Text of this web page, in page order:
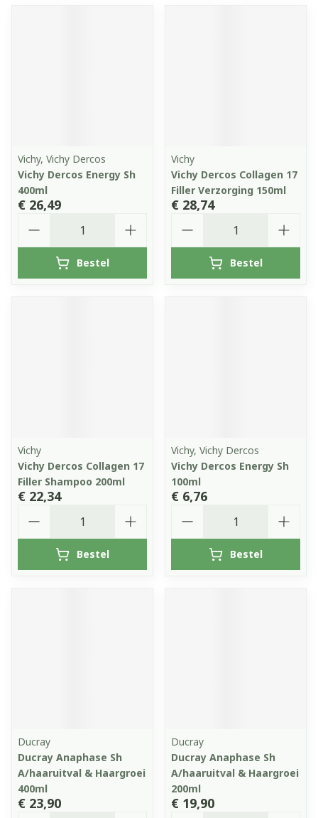
Vichy, Vichy Dercos
Vichy Dercos Energy Sh
400ml
€ 26,49
Bestel
Vichy
Vichy Dercos Collagen 17
Filler Verzorging 150ml
€ 28,74
Bestel
Vichy
Vichy Dercos Collagen 17
Filler Shampoo 200ml
€ 22,34
Bestel
Vichy, Vichy Dercos
Vichy Dercos Energy Sh
100ml
€ 6,76
Bestel
Ducray
Ducray Anaphase Sh
A/haaruitval & Haargroei
400ml
€ 23,90
Ducray
Ducray Anaphase Sh
A/haaruitval & Haargroei
200ml
€ 19,90